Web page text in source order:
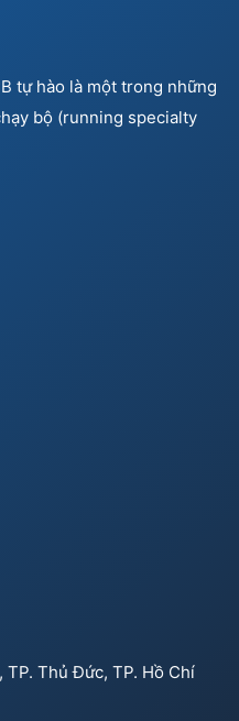
tự hào là một trong những
bộ (running specialty
TP. Thủ Đức, TP. Hồ Chí